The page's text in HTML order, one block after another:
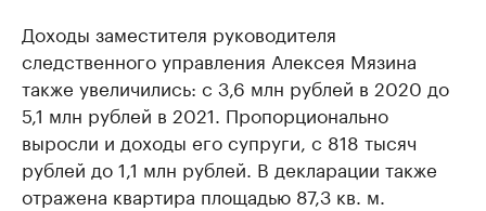
Доходы заместителя руководителя
следственного управления Алексея Мязина
также увеличились: с 3,6 млн рублей в 2020 до
5,1 млн рублей в 2021. Пропорционально
выросли и доходы его супруги, с 818 тысяч
рублей до 1,1 млн рублей. В декларации также
отражена квартира площадью 87,3 кв. м.